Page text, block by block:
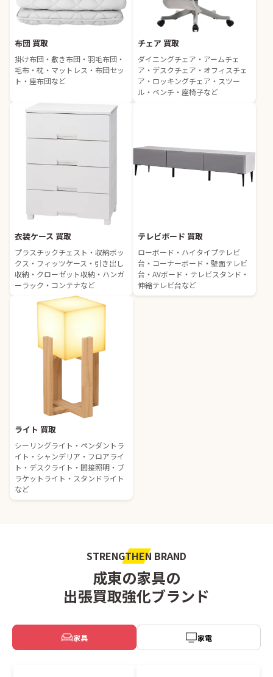
布団 買取
掛け布団・敷き布団・羽毛布団・
毛布・枕・マットレス・布団セッ
ト・座布団など
チェア 買取
ダイニングチェア・アームチェ
ア・デスクチェア・オフィスチェ
ア・ロッキングチェア・スツー
ル・ベンチ・座椅子など
衣装ケース 買取
プラスチックチェスト・収納ボッ
クス・フィッツケース・引き出し
収納・クローゼット収納・ハンガ
ーラック・コンテナなど
テレビボード 買取
ローボード・ハイタイプテレビ
台・コーナーボード・壁面テレビ
台・AVボード・テレビスタンド・
伸縮テレビ台など
ライト 買取
シーリングライト・ペンダントラ
イト・シャンデリア・フロアライ
ト・デスクライト・間接照明・ブ
ラケットライト・スタンドライト
など
STRENGTHEN BRAND
成東の家具の
出張買取強化ブランド
家具 家電